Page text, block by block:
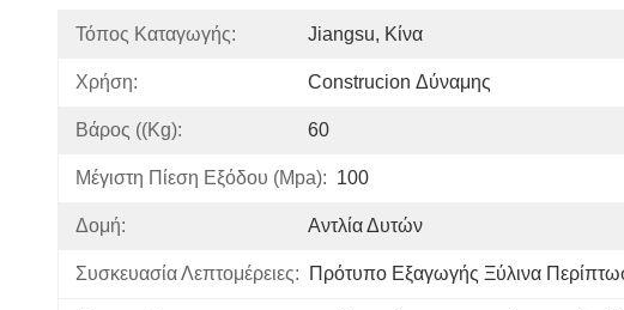
Τόπος Καταγωγής: Jiangsu, Κίνα
Χρήση: Construcion Δύναμης
Βάρος ((kg): 60
Μέγιστη Πίεση Εξόδου (Mpa): 100
Δομή: Αντλία Δυτών
Συσκευασία Λεπτομέρειες: Πρότυπο Εξαγωγής Ξύλινα